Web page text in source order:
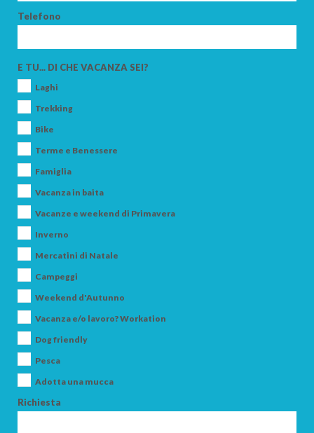
ADULTI
Telefono
E TU... DI CHE VACANZA SEI?
Laghi
Trekking
Bike
Terme e Benessere
Famiglia
Vacanza in baita
Vacanze e weekend di Primavera
Inverno
Mercatini di Natale
Campeggi
Weekend d'Autunno
Vacanza e/o lavoro? Workation
Dog friendly
Pesca
Adotta una mucca
Richiesta